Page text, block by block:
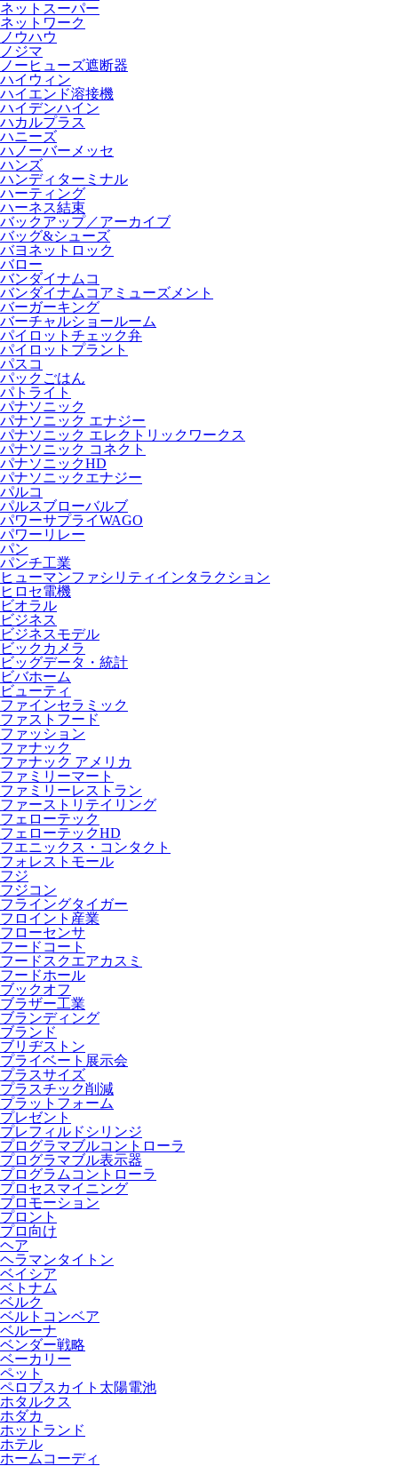
ネットスーパー
ネットワーク
ノウハウ
ノジマ
ノーヒューズ遮断器
ハイウィン
ハイエンド溶接機
ハイデンハイン
ハカルプラス
ハニーズ
ハノーバーメッセ
ハンズ
ハンディターミナル
ハーティング
ハーネス結束
バックアップ／アーカイブ
バッグ&シューズ
バヨネットロック
バロー
バンダイナムコ
バンダイナムコアミューズメント
バーガーキング
バーチャルショールーム
パイロットチェック弁
パイロットプラント
パスコ
パックごはん
パトライト
パナソニック
パナソニック エナジー
パナソニック エレクトリックワークス
パナソニック コネクト
パナソニックHD
パナソニックエナジー
パルコ
パルスブローバルブ
パワーサプライWAGO
パワーリレー
パン
パンチ工業
ヒューマンファシリティインタラクション
ヒロセ電機
ビオラル
ビジネス
ビジネスモデル
ビックカメラ
ビッグデータ・統計
ビバホーム
ビューティ
ファインセラミック
ファストフード
ファッション
ファナック
ファナック アメリカ
ファミリーマート
ファミリーレストラン
ファーストリテイリング
フェローテック
フェローテックHD
フエニックス・コンタクト
フォレストモール
フジ
フジコン
フライングタイガー
フロイント産業
フローセンサ
フードコート
フードスクエアカスミ
フードホール
ブックオフ
ブラザー工業
ブランディング
ブランド
ブリヂストン
プライベート展示会
プラスサイズ
プラスチック削減
プラットフォーム
プレゼント
プレフィルドシリンジ
プログラマブルコントローラ
プログラマブル表示器
プログラムコントローラ
プロセスマイニング
プロモーション
プロント
プロ向け
ヘア
ヘラマンタイトン
ベイシア
ベトナム
ベルク
ベルトコンベア
ベルーナ
ベンダー戦略
ベーカリー
ペット
ペロブスカイト太陽電池
ホタルクス
ホダカ
ホットランド
ホテル
ホームコーディ